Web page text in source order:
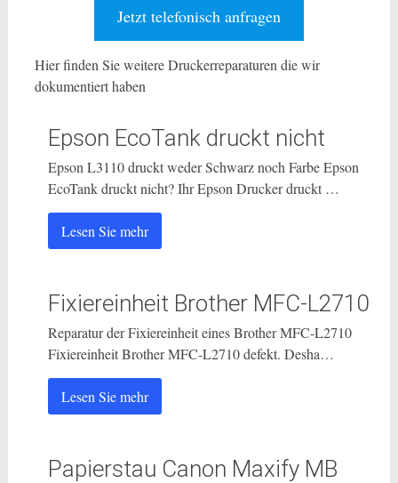
Jetzt telefonisch anfragen
Hier finden Sie weitere Druckerreparaturen die wir
dokumentiert haben
Epson EcoTank druckt nicht
Epson L3110 druckt weder Schwarz noch Farbe Epson
EcoTank druckt nicht? Ihr Epson Drucker druckt …
Lesen Sie mehr
Fixiereinheit Brother MFC-L2710
Reparatur der Fixiereinheit eines Brother MFC-L2710
Fixiereinheit Brother MFC-L2710 defekt. Desha…
Lesen Sie mehr
Papierstau Canon Maxify MB